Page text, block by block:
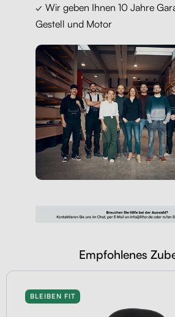
✓ Wir geben Ihnen 10 Jahre
Gestell und Motor
Empfohlenes
BLEIBEN FIT